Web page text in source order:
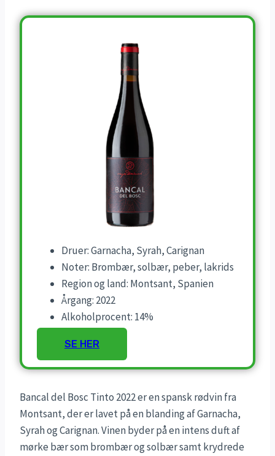
Druer: Garnacha, Syrah, Carignan
Noter: Brombær, solbær, peber, lakrids
Region og land: Montsant, Spanien
Årgang: 2022
Alkoholprocent: 14%
SE HER
Bancal del Bosc Tinto 2022 er en spansk rødvin fra
Montsant, der er lavet på en blanding af Garnacha,
Syrah og Carignan. Vinen byder på en intens duft af
mørke bær som brombær og solbær samt krydrede